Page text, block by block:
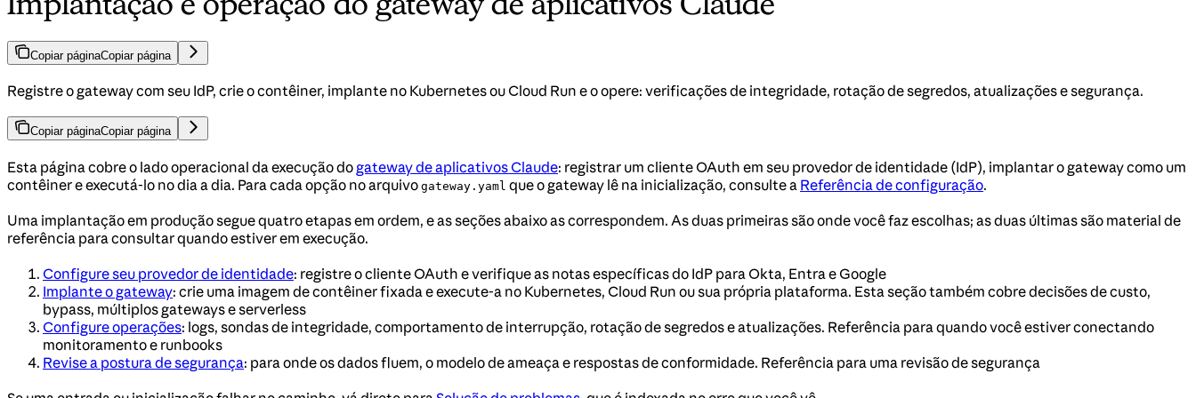
Copiar páginaCopiar página
Registre o gateway com seu IdP, crie o contêiner, implante no Kubernetes ou Cloud Run e o opere: verificações de integridade, rotação de segredos, atualizações e segurança.
Copiar páginaCopiar página
Esta página cobre o lado operacional da execução do gateway de aplicativos Claude: registrar um cliente OAuth em seu provedor de identidade (IdP), implantar o gateway como um
contêiner e executá-lo no dia a dia. Para cada opção no arquivo gateway.yaml que o gateway lê na inicialização, consulte a Referência de configuração.
Uma implantação em produção segue quatro etapas em ordem, e as seções abaixo as correspondem. As duas primeiras são onde você faz escolhas; as duas últimas são material de
referência para consultar quando estiver em execução.
Configure seu provedor de identidade: registre o cliente OAuth e verifique as notas específicas do IdP para Okta, Entra e Google
Implante o gateway: crie uma imagem de contêiner fixada e execute-a no Kubernetes, Cloud Run ou sua própria plataforma. Esta seção também cobre decisões de custo,
bypass, múltiplos gateways e serverless
Configure operações: logs, sondas de integridade, comportamento de interrupção, rotação de segredos e atualizações. Referência para quando você estiver conectando
monitoramento e runbooks
Revise a postura de segurança: para onde os dados fluem, o modelo de ameaça e respostas de conformidade. Referência para uma revisão de segurança